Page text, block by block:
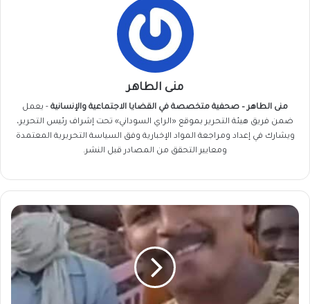
منى الطاهر
منى الطاهر – صحفية متخصصة في القضايا الاجتماعية والإنسانية - يعمل
ضمن فريق هيئة التحرير بموقع «الراي السوداني» تحت إشراف رئيس التحرير،
ويشارك في إعداد ومراجعة المواد الإخبارية وفق السياسة التحريرية المعتمدة
ومعايير التحقق من المصادر قبل النشر.
مقتل
عمر
شارون
الجزيرة